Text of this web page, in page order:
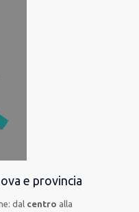
e provincia
dal centro alla